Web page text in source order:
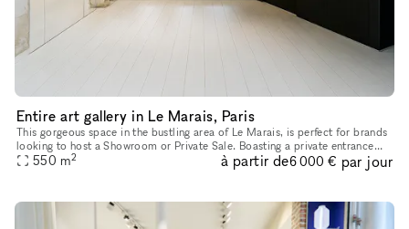
Entire art gallery in Le Marais, Paris
This gorgeous space in the bustling area of Le Marais, is perfect for brands
looking to host a Showroom or Private Sale. Boasting a private entrance
that creates a well-lit ambiance. With a trendy m
550 m2 à partir de6 000 € par jour